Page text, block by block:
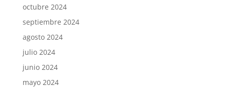
octubre 2024
septiembre 2024
agosto 2024
julio 2024
junio 2024
mayo 2024